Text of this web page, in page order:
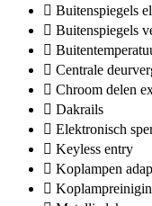
Buitenspiegels
Buitenspiegels
Centrale
Chroom delen
Dakrails
Elektronisch
Keyless entry
Koplampen